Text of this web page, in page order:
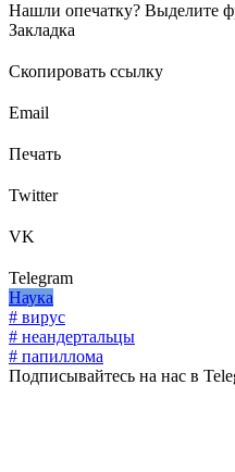
Нашли опечатку? Выделите
Закладка
Скопировать ссылку
Email
Печать
Twitter
VK
Telegram
Наука
# вирус
# неандертальцы
# папиллома
Подписывайтесь на нас в